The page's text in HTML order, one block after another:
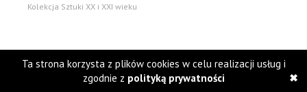
Kolekcja Sztuki XX i XXI wieku
Ta strona korzysta z plików cookies w celu realizacji usług i
zgodnie z polityką prywatności